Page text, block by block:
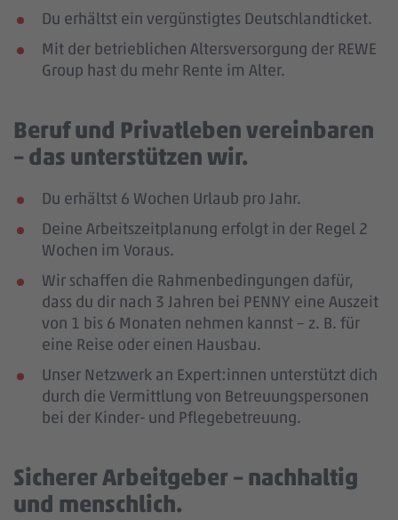
Du erhältst ein vergünstigtes Deutschlandticket.
Mit der betrieblichen Altersversorgung der REWE
Group hast du mehr Rente im Alter.
Beruf und Privatleben vereinbaren
– das unterstützen wir.
Du erhältst 6 Wochen Urlaub pro Jahr.
Deine Arbeitszeitplanung erfolgt in der Regel 2
Wochen im Voraus.
Wir schaffen die Rahmenbedingungen dafür,
dass du dir nach 3 Jahren bei PENNY eine Auszeit
von 1 bis 6 Monaten nehmen kannst – z. B. für
eine Reise oder einen Hausbau.
Unser Netzwerk an Expert:innen unterstützt dich
durch die Vermittlung von Betreuungspersonen
bei der Kinder- und Pflegebetreuung.
Sicherer Arbeitgeber – nachhaltig
und menschlich.